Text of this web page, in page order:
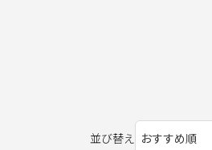
並び替え